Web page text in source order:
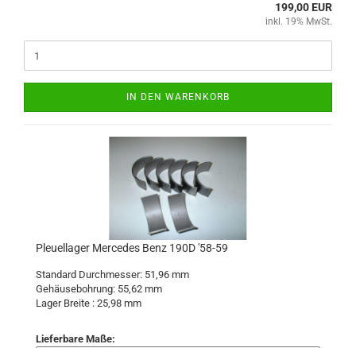
199,00 EUR
inkl. 19% MwSt.
IN DEN WARENKORB
Pleuellager Mercedes Benz 190D '58-59
Standard Durchmesser: 51,96 mm
Gehäusebohrung: 55,62 mm
Lager Breite : 25,98 mm
Lieferbare Maße: